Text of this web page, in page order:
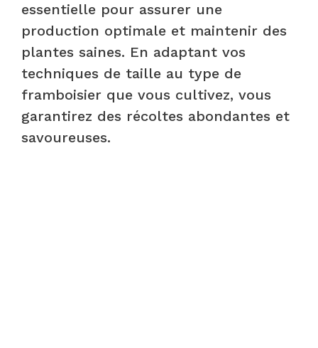
essentielle pour assurer une
production optimale et maintenir des
plantes saines. En adaptant vos
techniques de taille au type de
framboisier que vous cultivez, vous
garantirez des récoltes abondantes et
savoureuses.